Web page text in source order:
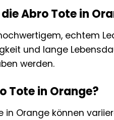
Abro Tote in
echtem
und lange
werden.
Tote in Orange?
in Orange können